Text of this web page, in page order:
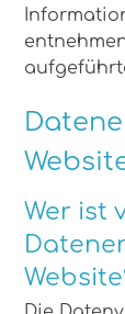
Wer ist